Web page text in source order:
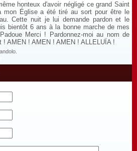
honteux d'avoir négligé ce grand Saint
mon Église a été tiré au sort pour être le
Cette nuit je lui demande pardon et le
bientôt 6 ans à la bonne marche de mes
Merci ! Pardonnez-moi au nom de
! AMEN ! AMEN ! AMEN ! ALLELUÏA !